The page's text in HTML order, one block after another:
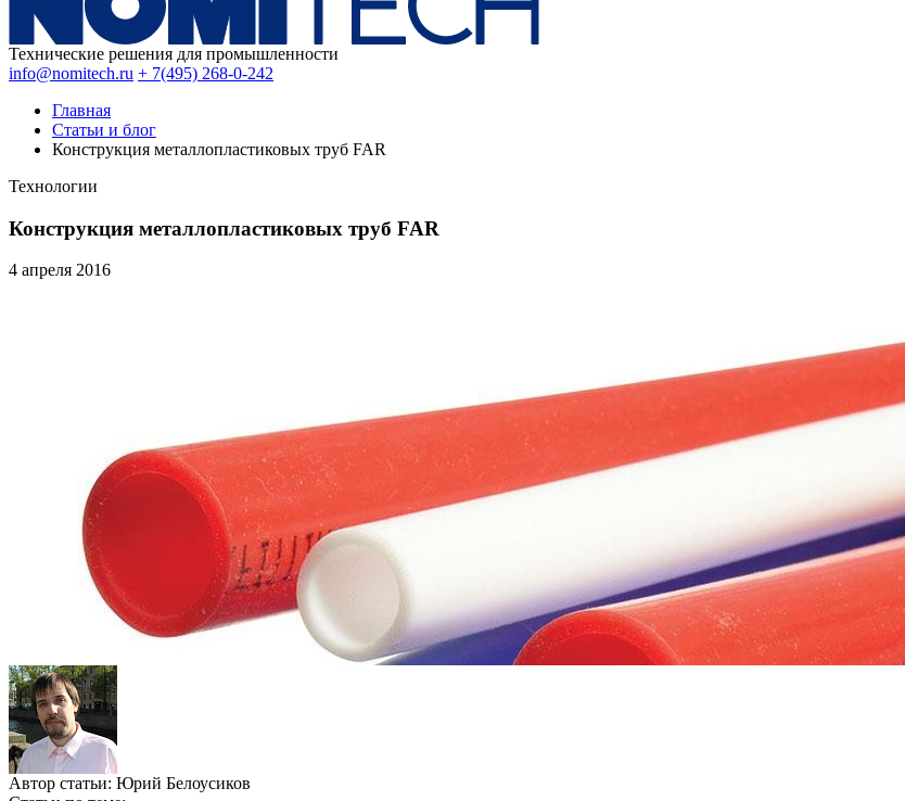
Технические решения для промышленности
info@nomitech.ru + 7(495) 268-0-242
Главная
Статьи и блог
Конструкция металлопластиковых труб FAR
Технологии
Конструкция металлопластиковых труб FAR
4 апреля 2016
Автор статьи: Юрий Белоусиков